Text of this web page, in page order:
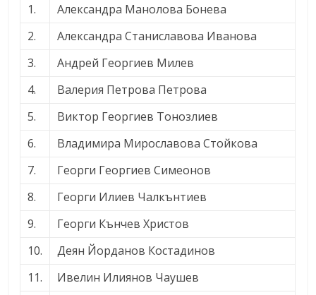
1.
Александра Манолова Бонева
2.
Александра Станиславова Иванова
3.
Андрей Георгиев Милев
4.
Валерия Петрова Петрова
5.
Виктор Георгиев Тонозлиев
6.
Владимира Мирославова Стойкова
7.
Георги Георгиев Симеонов
8.
Георги Илиев Чалкънтиев
9.
Георги Кънчев Христов
10.
Деян Йорданов Костадинов
11.
Ивелин Илиянов Чаушев